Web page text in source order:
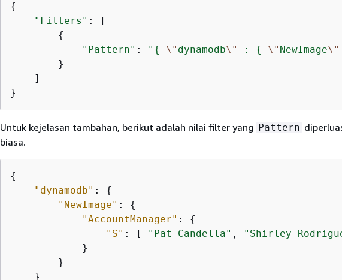
{
"Filters" : [
{
"Pattern" : " { \" dynamodb\" : { \" NewImage\"
        }
    ]
}
Untuk kejelasan tambahan, berikut adalah nilai filter yang Pattern
biasa.
{
"dynamodb" : {
"NewImage" : {
"AccountManager" : {
"S" : [ "Pat Candella" , "Shirley
            }
        }
    }